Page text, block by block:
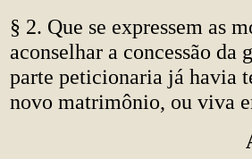
§ 2. Que se expressem as
aconselhar a concessão da
parte peticionaria já havia
novo matrimônio, ou viva